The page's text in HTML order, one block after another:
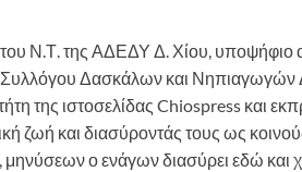
Ν.Τ. της ΑΔΕΔΥ Δ. Χίου, υποψήφιο
Συλλόγου Δασκάλων και Νηπιαγωγών
της ιστοσελίδας Chiospress
ζωή και διασύροντάς τους ως
ο ενάγων διασύρει εδώ και